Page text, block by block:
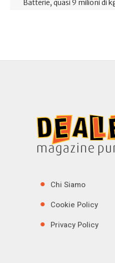
Batterie, quasi 9 milioni di
Chi Siamo
Cookie Policy
Privacy Policy